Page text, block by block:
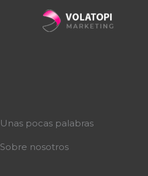
Unas pocas palabras
Sobre nosotros